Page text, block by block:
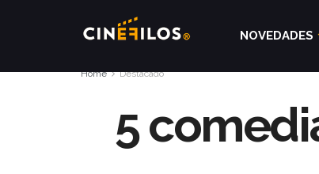
NOVEDADES
Home Destacado
5